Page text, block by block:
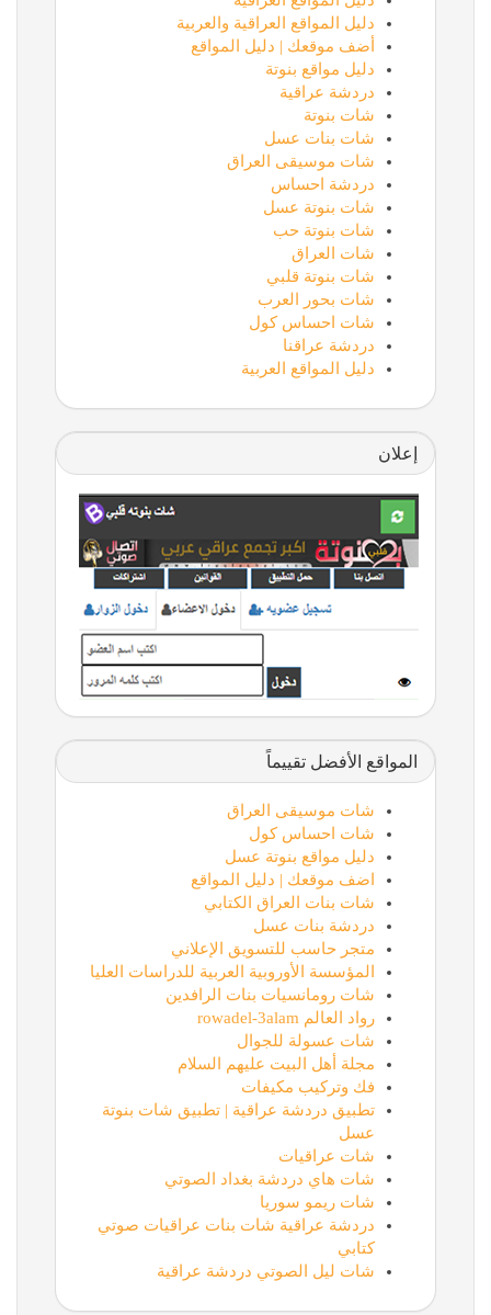
دليل المواقع العراقية والعربية
أضف موقعك | دليل المواقع
دليل مواقع بنوتة
دردشة عراقية
شات بنوتة
شات بنات عسل
شات موسيقى العراق
دردشة احساس
شات بنوتة عسل
شات بنوتة حب
شات العراق
شات بنوتة قلبي
شات بحور العرب
شات احساس كول
دردشة عراقنا
دليل المواقع العربية
إعلان
المواقع الأفضل تقييماً
شات موسيقى العراق
شات احساس كول
دليل مواقع بنوتة عسل
اضف موقعك | دليل المواقع
شات بنات العراق الكتابي
دردشة بنات عسل
متجر حاسب للتسويق الإعلاني
المؤسسة الأوروبية العربية للدراسات العليا
شات رومانسيات بنات الرافدين
رواد العالم rowadel-3alam
شات عسولة للجوال
مجلة أهل البيت عليهم السلام
فك وتركيب مكيفات
تطبيق دردشة عراقية | تطبيق شات بنوتة
عسل
شات عراقيات
شات هاي دردشة بغداد الصوتي
شات ريمو سوريا
دردشة عراقية شات بنات عراقيات صوتي
كتابي
شات ليل الصوتي دردشة عراقية